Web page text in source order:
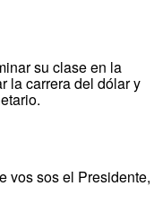
su clase en la
la carrera del dólar y
vos sos el Presidente,